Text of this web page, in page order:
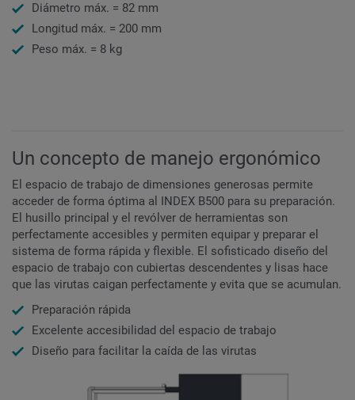
Diámetro máx. = 82 mm
Longitud máx. = 200 mm
Peso máx. = 8 kg
Un concepto de manejo ergonómico
El espacio de trabajo de dimensiones generosas permite
acceder de forma óptima al INDEX B500 para su preparación.
El husillo principal y el revólver de herramientas son
perfectamente accesibles y permiten equipar y preparar el
sistema de forma rápida y flexible. El sofisticado diseño del
espacio de trabajo con cubiertas descendentes y lisas hace
que las virutas caigan perfectamente y evita que se acumulan.
Preparación rápida
Excelente accesibilidad del espacio de trabajo
Diseño para facilitar la caída de las virutas